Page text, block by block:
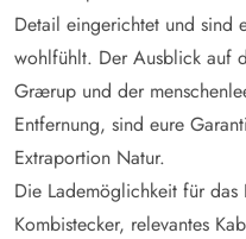
Detail eingerichtet und sind
wohlfühlt. Der Ausblick auf
Grærup und der
Entfernung, sind eure
Extraportion Natur.
Die Lademöglichkeit für das
Kombistecker, relevantes